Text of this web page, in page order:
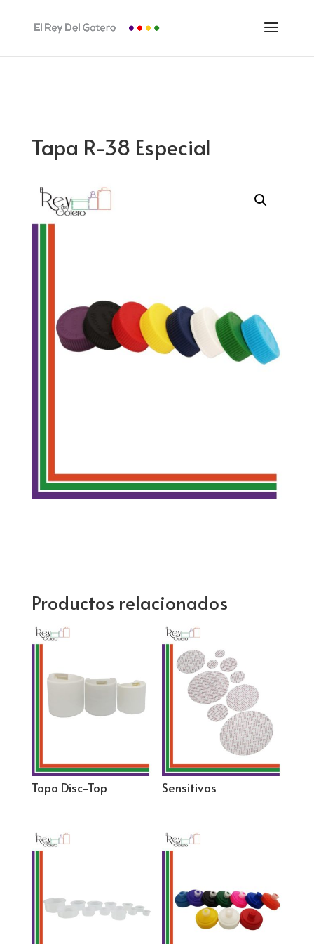
Tapa R-38 Especial
Productos relacionados
Tapa Disc-Top Sensitivos